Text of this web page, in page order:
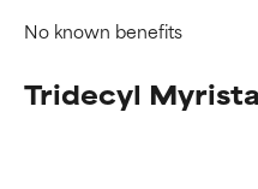
No known benefits
Tridecyl